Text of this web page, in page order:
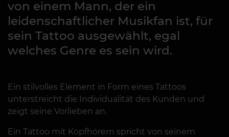
von einem Mann, der ein
leidenschaftlicher Musikfan ist, für
sein Tattoo ausgewählt, egal
welches Genre es sein wird.
Ein stilvolles Element in Form eines Tattoos
unterstreicht die Individualität des Kunden und
zeigt seine Vorlieben an.
Ein Tattoo mit Kopfhörern spricht von seinem